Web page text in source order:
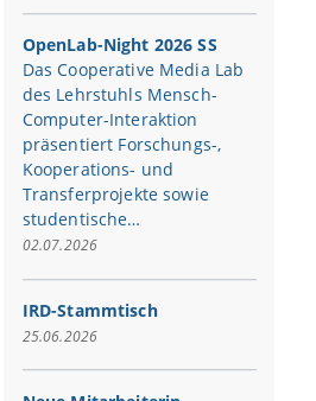
OpenLab-Night 2026 SS
Das Cooperative Media Lab
des Lehrstuhls Mensch-
Computer-Interaktion
präsentiert Forschungs-,
Kooperations- und
Transferprojekte sowie
studentische…
02.07.2026
IRD-Stammtisch
25.06.2026